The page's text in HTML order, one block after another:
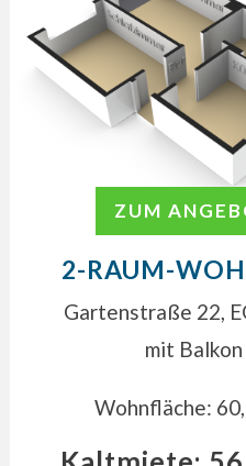
ZUM
2-RAUM-
Gartenstraße 22,
mit Balkon
Wohnfläche: